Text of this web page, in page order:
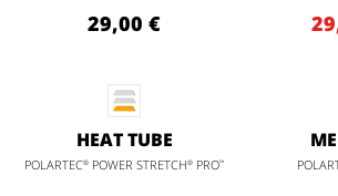
29,00 €
HEAT TUBE
POLARTEC® POWER STRETCH® PRO™